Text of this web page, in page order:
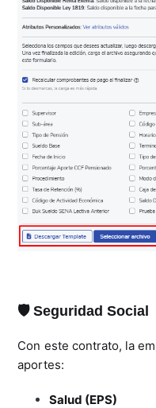
🛡️ Seguridad Social
Con este contrato, la
aportes:
Salud (EPS)